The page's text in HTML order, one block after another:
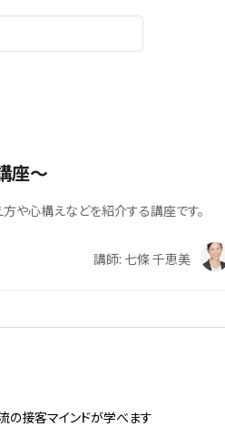
座～
や心構えなどを紹介する講座です。
講師: 七條 千恵美
の接客マインドが学べます